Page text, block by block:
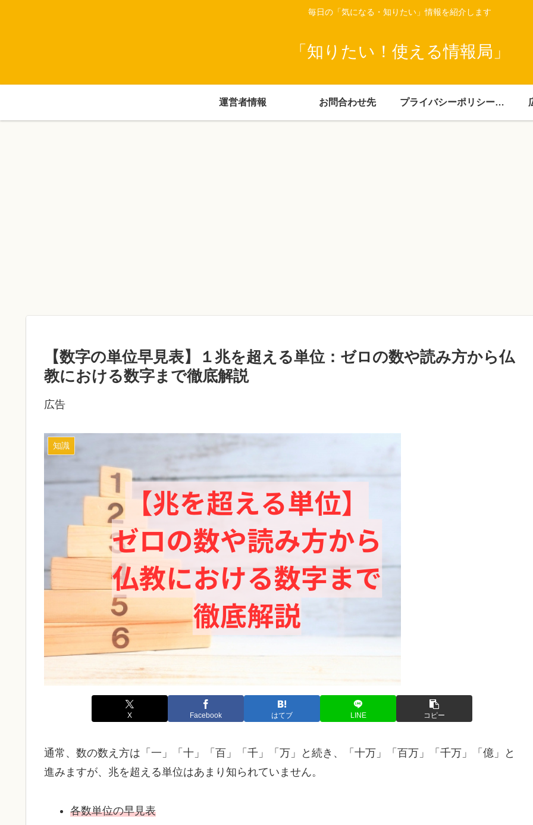
毎日の「気になる・知りたい」情報を紹介します
「知りたい！使える情報局」
運営者情報 お問合わせ先 プライバシーポリシー・免責事項
【数字の単位早見表】１兆を超える単位：ゼロの数や読み方から仏
教における数字まで徹底解説
広告
知識
X Facebook はてブ LINE コピー
通常、数の数え方は「一」「十」「百」「千」「万」と続き、「十万」「百万」「千万」「億」と
進みますが、兆を超える単位はあまり知られていません。
各数単位の早見表